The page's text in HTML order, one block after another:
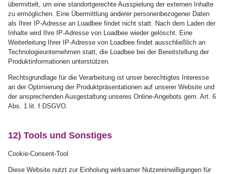
übermittelt, um eine standortgerechte Ausspielung der externen Inhalte
zu ermöglichen. Eine Übermittlung anderer personenbezogener Daten
als Ihrer IP-Adresse an Loadbee findet nicht statt. Nach dem Laden der
Inhalte wird Ihre IP-Adresse von Loadbee wieder gelöscht. Eine
Weiterleitung Ihrer IP-Adresse von Loadbee findet ausschließlich an
Technologieunternehmen statt, die Loadbee bei der Bereitstellung der
Produktinformationen unterstützen.
Rechtsgrundlage für die Verarbeitung ist unser berechtigtes Interesse
an der Optimierung der Produktpräsentationen auf unserer Website und
der ansprechenden Ausgestaltung unseres Online-Angebots gem. Art. 6
Abs. 1 lit. f DSGVO.
12) Tools und Sonstiges
Cookie-Consent-Tool
Diese Website nutzt zur Einholung wirksamer Nutzereinwilligungen für